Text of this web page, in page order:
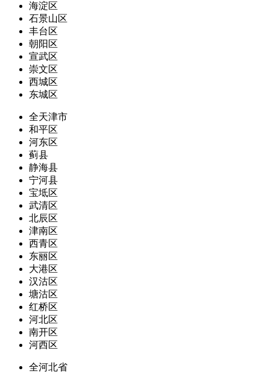
海淀区
石景山区
丰台区
朝阳区
宣武区
崇文区
西城区
东城区
全天津市
和平区
河东区
蓟县
静海县
宁河县
宝坻区
武清区
北辰区
津南区
西青区
东丽区
大港区
汉沽区
塘沽区
红桥区
河北区
南开区
河西区
全河北省